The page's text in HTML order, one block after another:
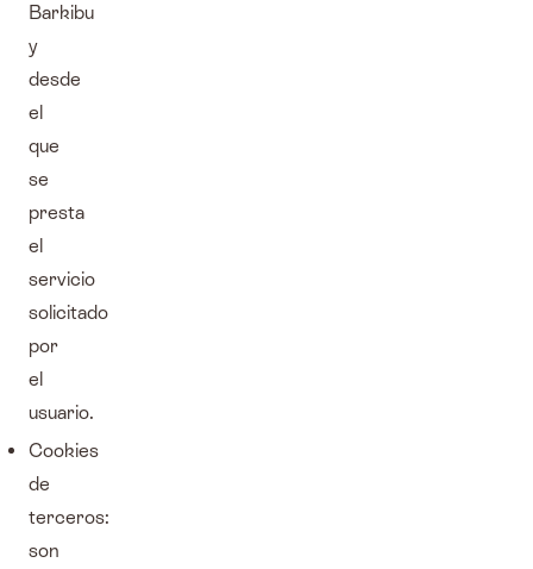
Barkibu
y
desde
el
que
se
presta
el
servicio
solicitado
por
el
usuario.
Cookies
de
terceros:
son